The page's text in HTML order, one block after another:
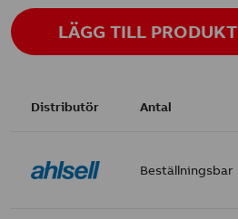
LÄGG TILL PRODUKT
Distributör Antal
Beställningsbar